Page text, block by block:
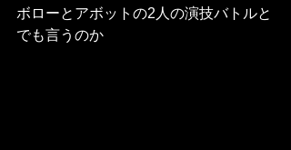
ボローとアボットの2人の演技バトルと
でも言うのか